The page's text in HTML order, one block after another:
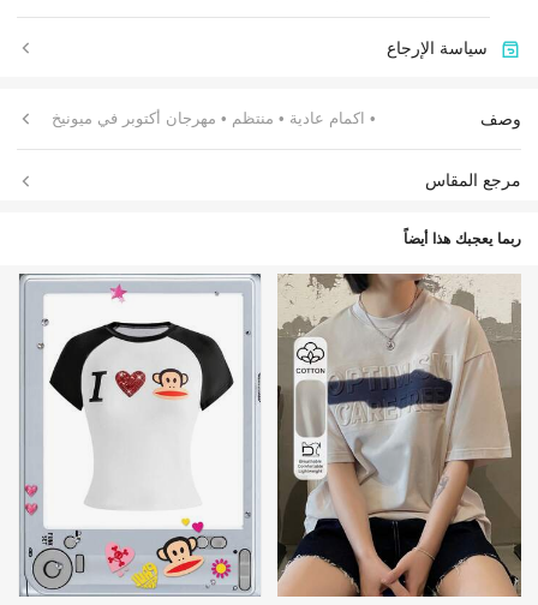
سياسة الإرجاع
وصف • اكمام عادية • منتظم • مهرجان أكتوبر في ميونيخ
مرجع المقاس
ربما يعجبك هذا أيضاً